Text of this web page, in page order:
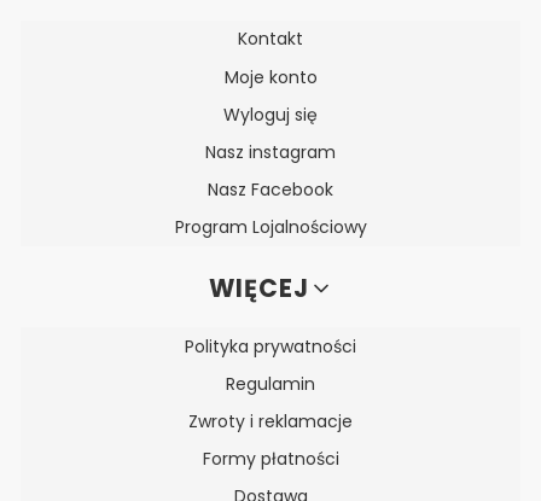
Kontakt
Moje konto
Wyloguj się
Nasz instagram
Nasz Facebook
Program Lojalnościowy
WIĘCEJ
Polityka prywatności
Regulamin
Zwroty i reklamacje
Formy płatności